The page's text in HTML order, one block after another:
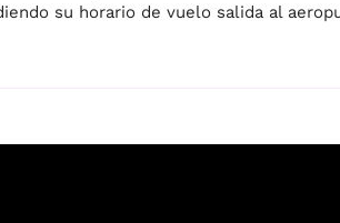
su horario de vuelo salida al